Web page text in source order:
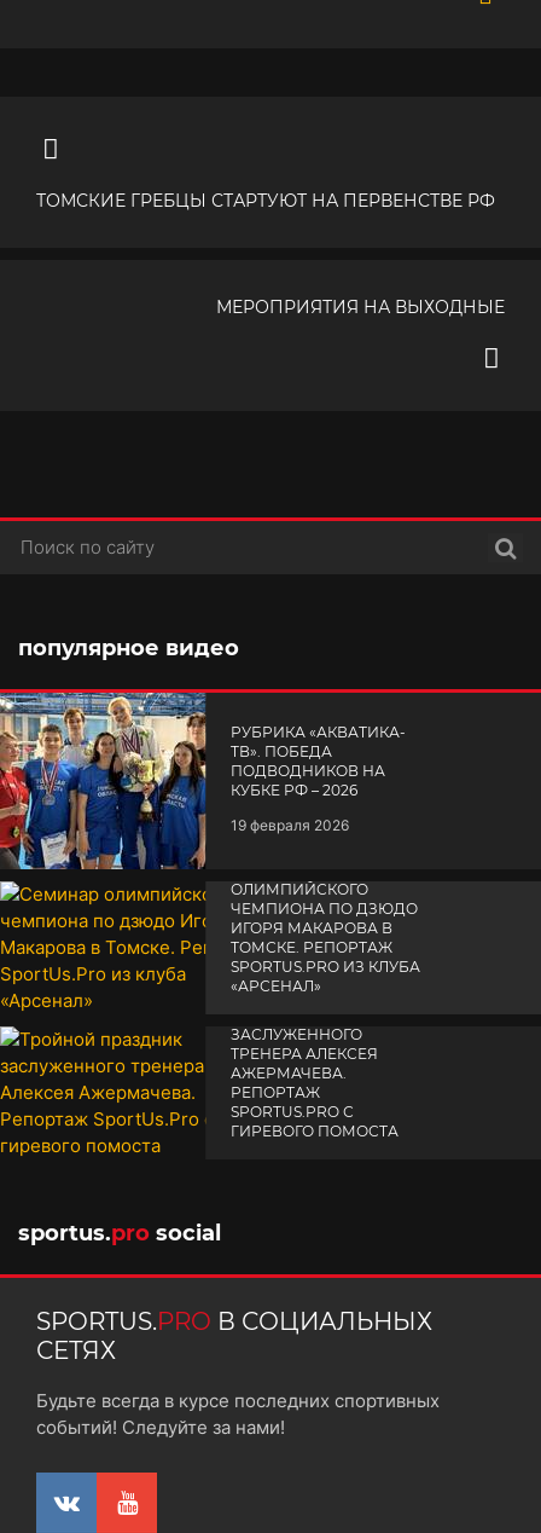
ТОМСКИЕ ГРЕБЦЫ СТАРТУЮТ НА ПЕРВЕНСТВЕ РФ
МЕРОПРИЯТИЯ НА ВЫХОДНЫЕ
популярное видео
РУБРИКА «АКВАТИКА-
TВ». ПОБЕДА
ПОДВОДНИКОВ НА
КУБКЕ РФ – 2026
19 февраля 2026
ОЛИМПИЙСКОГО
ЧЕМПИОНА ПО ДЗЮДО
ИГОРЯ МАКАРОВА В
ТОМСКЕ. РЕПОРТАЖ
SPORTUS.PRO ИЗ КЛУБА
«АРСЕНАЛ»
ЗАСЛУЖЕННОГО
ТРЕНЕРА АЛЕКСЕЯ
АЖЕРМАЧЕВА.
РЕПОРТАЖ
SPORTUS.PRO С
ГИРЕВОГО ПОМОСТА
sportus.pro social
SPORTUS.PRO В СОЦИАЛЬНЫХ
СЕТЯХ
Будьте всегда в курсе последних спортивных
событий! Следуйте за нами!